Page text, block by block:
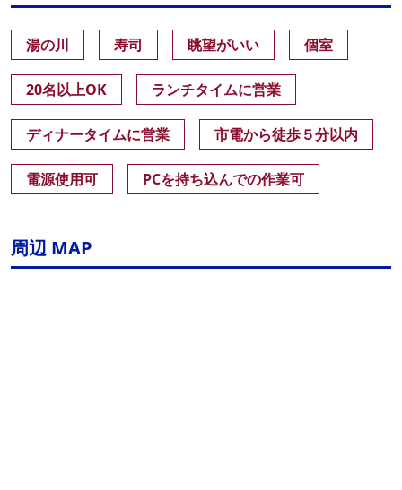
湯の川 寿司 眺望がいい 個室
20名以上OK ランチタイムに営業
ディナータイムに営業 市電から徒歩５分以内
電源使用可 PCを持ち込んでの作業可
周辺 MAP